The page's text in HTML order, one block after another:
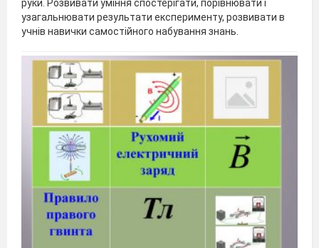
руки. Розвивати уміння спостерігати, порівнювати і
узагальнювати результати експерименту, розвивати в
учнів навички самостійного набування знань.